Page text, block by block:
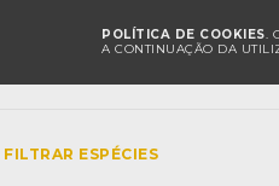
POLÍTICA DE COOKIES.
A CONTINUAÇÃO DA
FILTRAR ESPÉCIES